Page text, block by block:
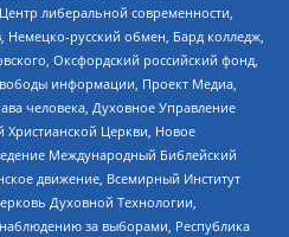
либеральной современности,
русский обмен, Бард колледж,
Оксфордский российский фонд,
информации, Проект Медиа,
человека, Духовное Управление
Христианской Церкви, Новое
Международный Библейский
движение, Всемирный Институт
Духовной Технологии,
за выборами, Республика